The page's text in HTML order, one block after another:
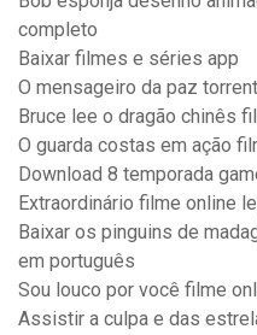
completo
Baixar filmes e séries app
O mensageiro da paz torrent
Bruce lee o dragão chinês
O guarda costas em ação
Download 8 temporada
Extraordinário filme online
Baixar os pinguins de
em português
Sou louco por você filme
Assistir a culpa e das